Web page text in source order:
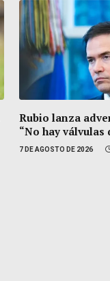
Rubio lanza
“No hay válvulas
7 DE AGOSTO DE 2026